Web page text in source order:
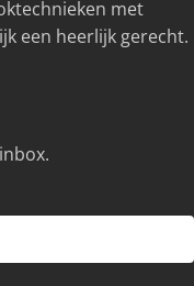
met
een heerlijk gerecht.